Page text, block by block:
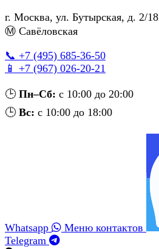
г. Москва, ул. Бутырская, д. 2/18
Ⓜ Савёловская
📞 +7 (495) 685‑36‑50
📱 +7 (967) 026‑20‑21
🕒 Пн–Сб: с 10:00 до 20:00
🕒 Вс: с 10:00 до 18:00
Whatsapp
Меню контактов
Telegram